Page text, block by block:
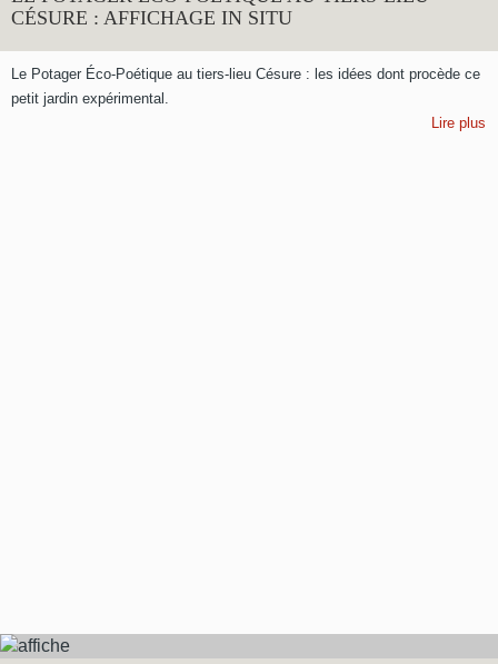
CÉSURE : AFFICHAGE IN SITU
Le Potager Éco-Poétique au tiers-lieu Césure : les idées dont procède ce
petit jardin expérimental.
Lire plus